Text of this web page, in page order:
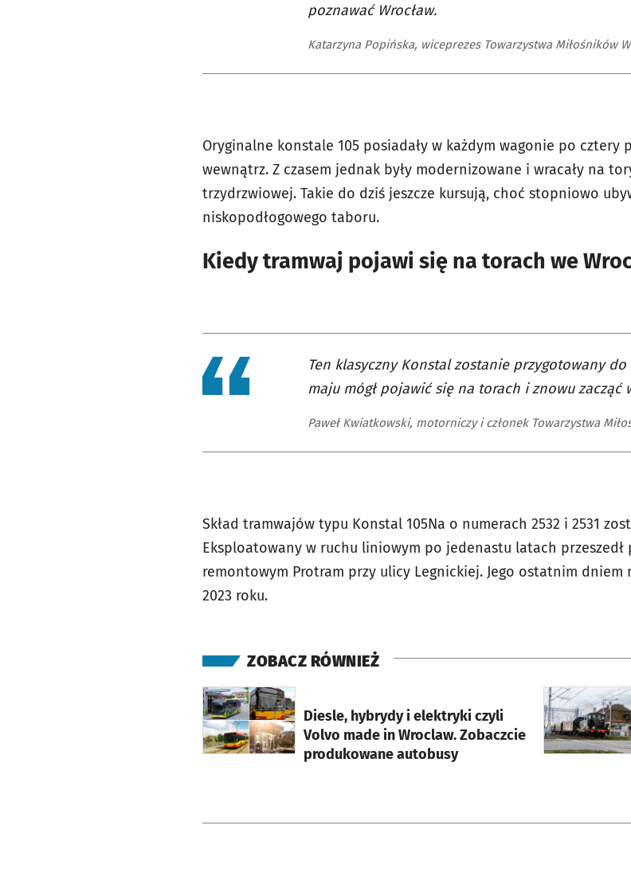
poznawać Wrocław.
Katarzyna Popińska, wiceprezes Towarzystwa Miłośników
Oryginalne konstale 105 posiadały w każdym wagonie po
wewnątrz. Z czasem jednak były modernizowane i wracały na
trzydrzwiowej. Takie do dziś jeszcze kursują, choć stopniowo
niskopodłogowego taboru.
Kiedy tramwaj pojawi się na torach we
Ten klasyczny Konstal zostanie przygotowany
maju mógł pojawić się na torach i znowu zacząć
Paweł Kwiatkowski, motorniczy i członek Towarzystwa
Skład tramwajów typu Konstal 105Na o numerach 2532 i 2531
Eksploatowany w ruchu liniowym po jedenastu latach przeszedł
remontowym Protram przy ulicy Legnickiej. Jego ostatnim dniem
2023 roku.
ZOBACZ RÓWNIEŻ
Diesle, hybrydy i elektryki czyli
Volvo made in Wroclaw. Zobaczcie
produkowane autobusy
otworzy się w nowej karcie
otworzy się